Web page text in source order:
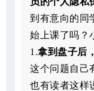
到有意向的同
始上课了吗？
1.拿到盘子后
这个问题自己
也有读者这样